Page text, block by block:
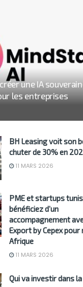
une IA
les entreprises
BH Leasing voit son
chuter de 30% en
11 MARS 2026
PME et startups
bénéficiez d’un
accompagnement
Export by Cepex pour
Afrique
11 MARS 2026
Qui va investir dans la